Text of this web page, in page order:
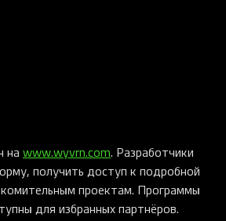
на www.wyvrn.com. Разработчики
получить доступ к подробной
проектам. Программы
для избранных партнёров.